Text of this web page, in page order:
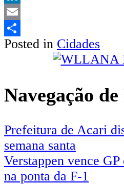
LinkedIn
Email
Share
Posted in Cidades
Navegação de
Prefeitura de Acari
semana santa
Verstappen vence
na ponta da F-1